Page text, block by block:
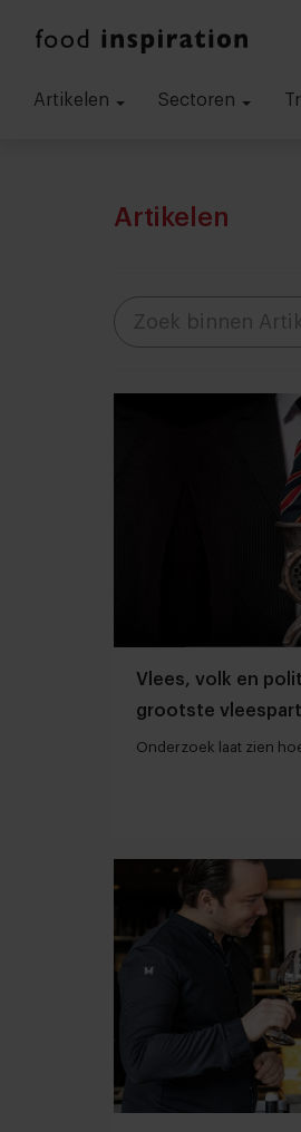
Artikelen Sectoren
Artikelen
Vlees, volk en
grootste
Onderzoek laat zien